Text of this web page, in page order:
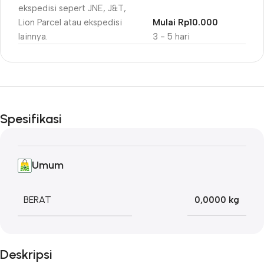
ekspedisi sepert JNE, J&T,
Lion Parcel atau ekspedisi
lainnya.
3 - 5 hari
Mulai Rp10.000
Unbeatable offers
Blowout!
Spesifikasi
Umum
BERAT 0,0000 kg
Deskripsi